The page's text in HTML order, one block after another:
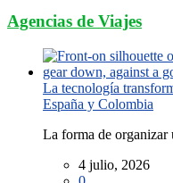
Agencias de Viajes
La tecnología
España y Colombia
La forma de organizar
4 julio, 2026